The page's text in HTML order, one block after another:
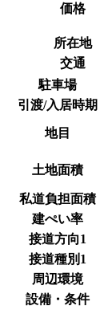
価格
所在地
交通
駐車場
引渡/入居時期
地目
土地面積
私道負担面積
建ぺい率
接道方向1
接道種別1
周辺環境
設備・条件